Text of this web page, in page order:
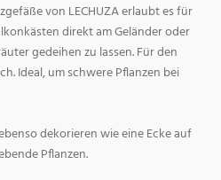
von LECHUZA erlaubt es für
direkt am Geländer oder
gedeihen zu lassen. Für den
Ideal, um schwere Pflanzen bei
dekorieren wie eine Ecke auf
Pflanzen.